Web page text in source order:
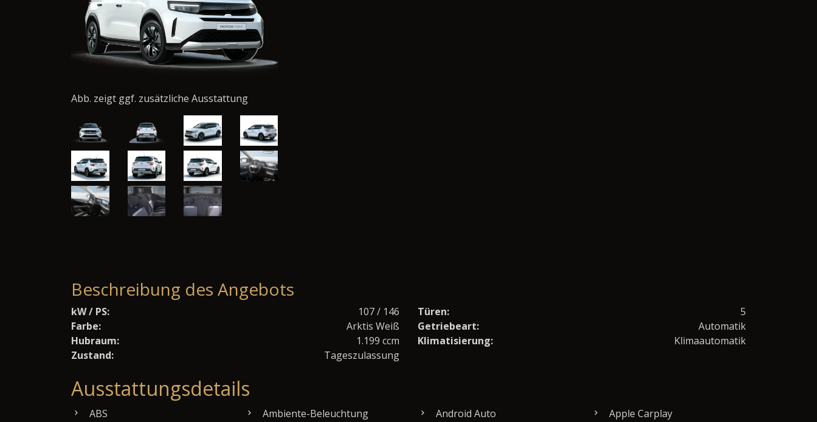
Abb. zeigt ggf. zusätzliche Ausstattung
Beschreibung des Angebots
kW / PS: 107 / 146 Türen:
5
Farbe:
Arktis Weiß Getriebeart:
Automatik
Hubraum:
1.199 ccm Klimatisierung:
Klimaautomatik
Zustand:
Tageszulassung
Ausstattungsdetails
ABS Ambiente-Beleuchtung Android Auto
Apple Carplay